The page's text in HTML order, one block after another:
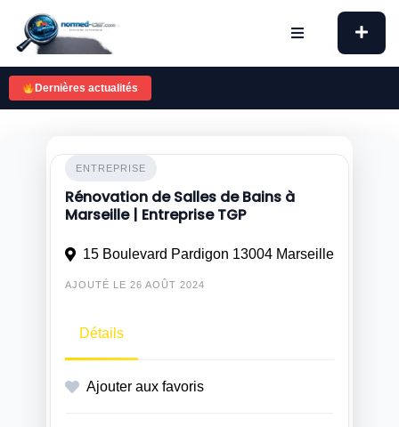
content
Dernières actualités
ENTREPRISE
Rénovation de Salles de Bains à
Marseille | Entreprise TGP
15 Boulevard Pardigon 13004 Marseille
AJOUTÉ LE 26 AOÛT 2024
Détails
Ajouter aux favoris